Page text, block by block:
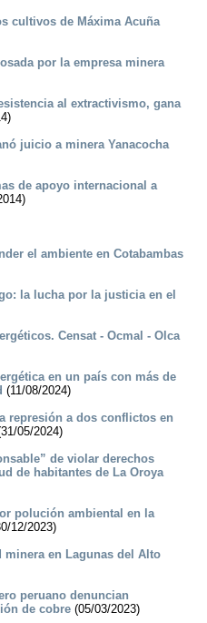
cultivos de Máxima Acuña
por la empresa minera
al extractivismo, gana
juicio a minera Yanacocha
de apoyo internacional a
el ambiente en Cotabambas
la lucha por la justicia en el
Censat - Ocmal - Olca
en un país con más de
(11/08/2024)
represión a dos conflictos en
05/2024)
de violar derechos
de habitantes de La Oroya
polución ambiental en la
12/2023)
minera en Lagunas del Alto
peruano denuncian
de cobre (05/03/2023)